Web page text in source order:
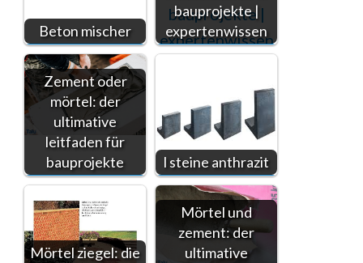
Beton mischer
bauprojekte |
expertenwissen
Zement oder
mörtel: der
ultimative
leitfaden für
bauprojekte
l steine anthrazit
Mörtel ziegel: die
Mörtel und
zement: der
ultimative